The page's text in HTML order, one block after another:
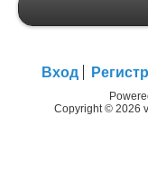
Вход
Copyright © 2026